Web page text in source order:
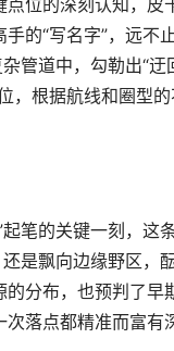
位的深刻认知，皮
的“写名字”，远不
管道中，勾勒出“
，根据航线和圈型
笔的关键一刻，
是飘向边缘野区，
分布，也预判了
落点都精准而富有